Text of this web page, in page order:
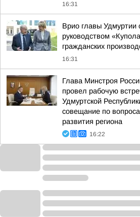
16:31
Врио главы Удмуртии
руководством
гражданских
16:31
Глава Минстроя
провел рабочую
Удмуртской
совещание по
развития региона
16:22